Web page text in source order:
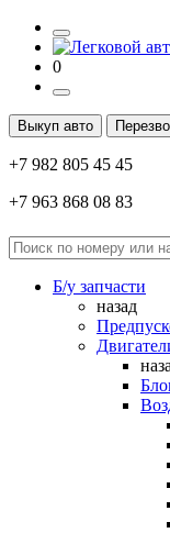
0
Выкуп авто
+7 982 805 45 45
+7 963 868 08 83
Б/у запчасти
назад